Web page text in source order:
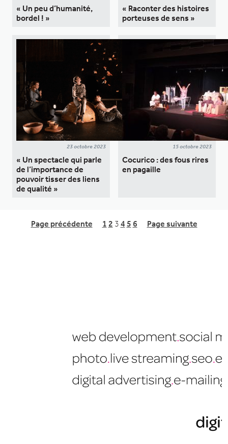
« Un peu d’humanité,
bordel ! »
« Raconter des histoires
porteuses de sens »
23 octobre 2023
« Un spectacle qui parle
de l’importance de
pouvoir tisser des liens
de qualité »
15 octobre 2023
Cocurico : des fous rires
en pagaille
Page précédente 1 2 3 4 5 6 Page suivante